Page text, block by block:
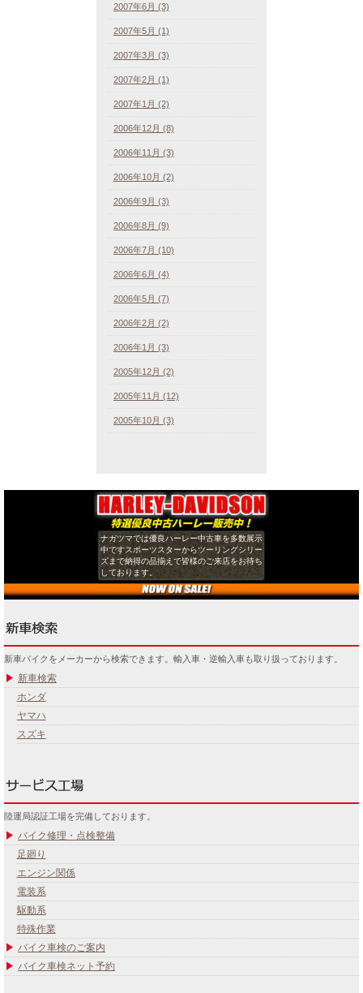
2007年6月 (3)
2007年5月 (1)
2007年3月 (3)
2007年2月 (1)
2007年1月 (2)
2006年12月 (8)
2006年11月 (3)
2006年10月 (2)
2006年9月 (3)
2006年8月 (9)
2006年7月 (10)
2006年6月 (4)
2006年5月 (7)
2006年2月 (2)
2006年1月 (3)
2005年12月 (2)
2005年11月 (12)
2005年10月 (3)
ナガツマでは優良ハーレー中古車を多数展示
中ですスポーツスターからツーリングシリー
ズまで納得の品揃えで皆様のご来店をお待ち
しております。
新車バイクをメーカーから検索できます。輸入車・逆輸入車も取り扱っております。
新車検索
ホンダ
ヤマハ
スズキ
陸運局認証工場を完備しております。
バイク修理・点検整備
足廻り
エンジン関係
電装系
駆動系
特殊作業
バイク車検のご案内
バイク車検ネット予約